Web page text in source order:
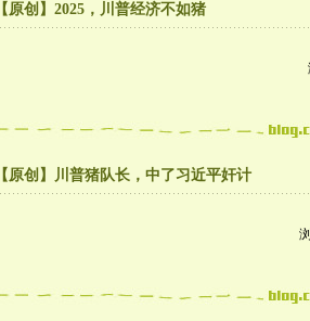
【原创】2025，川普经济不如猪
【原创】川普猪队长，中了习近平奸计